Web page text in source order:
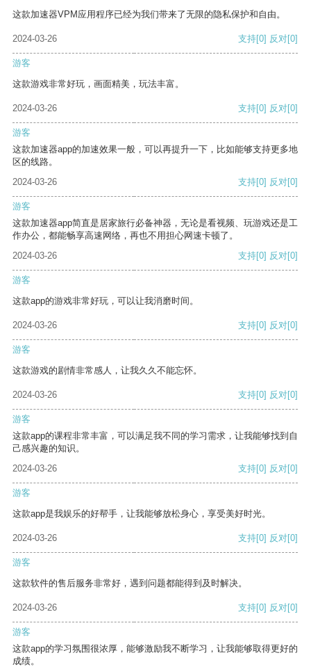
这款加速器VPM应用程序已经为我们带来了无限的隐私保护和自由。
2024-03-26 支持[0] 反对[0]
游客
这款游戏非常好玩，画面精美，玩法丰富。
2024-03-26 支持[0] 反对[0]
游客
这款加速器app的加速效果一般，可以再提升一下，比如能够支持更多地
区的线路。
2024-03-26
支持[0] 反对[0]
游客
这款加速器app简直是居家旅行必备神器，无论是看视频、玩游戏还是工
作办公，都能畅享高速网络，再也不用担心网速卡顿了。
2024-03-26
支持[0] 反对[0]
游客
这款app的游戏非常好玩，可以让我消磨时间。
2024-03-26 支持[0] 反对[0]
游客
这款游戏的剧情非常感人，让我久久不能忘怀。
2024-03-26 支持[0] 反对[0]
游客
这款app的课程非常丰富，可以满足我不同的学习需求，让我能够找到自
己感兴趣的知识。
2024-03-26
支持[0] 反对[0]
游客
这款app是我娱乐的好帮手，让我能够放松身心，享受美好时光。
2024-03-26 支持[0] 反对[0]
游客
这款软件的售后服务非常好，遇到问题都能得到及时解决。
2024-03-26 支持[0] 反对[0]
游客
这款app的学习氛围很浓厚，能够激励我不断学习，让我能够取得更好的
成绩。